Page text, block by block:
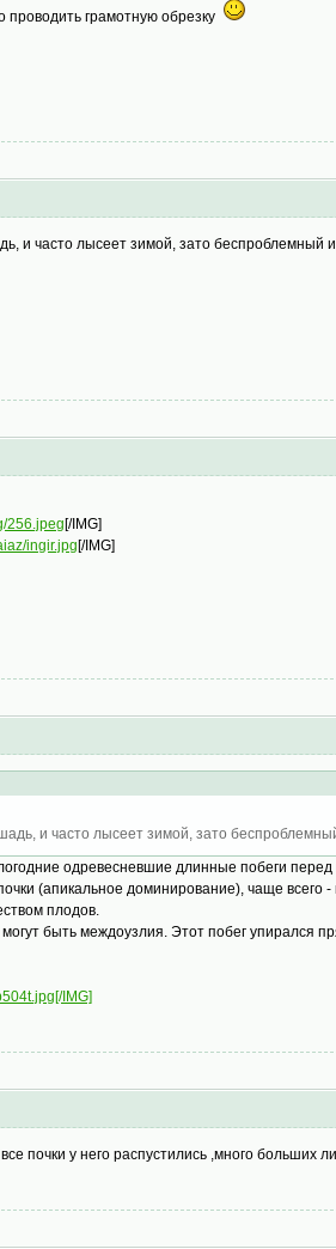
грамотную обрезку
и часто лысеет зимой, зато беспроблемный
256.jpeg[/IMG]
ingir.jpg[/IMG]
и часто лысеет зимой, зато
одревесневшие длинные побеги
(апикальное доминирование), чаще
плодов.
быть междоузлия. Этот побег упирался
IMG]
почки у него распустились ,много больших